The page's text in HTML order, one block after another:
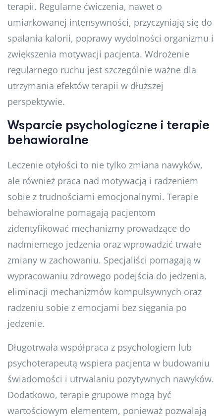
terapii. Regularne ćwiczenia, nawet o
umiarkowanej intensywności, przyczyniają się do
spalania kalorii, poprawy wydolności organizmu i
zwiększenia motywacji pacjenta. Wdrożenie
regularnego ruchu jest szczególnie ważne dla
utrzymania efektów terapii w dłuższej
perspektywie.
Wsparcie psychologiczne i terapie
behawioralne
Leczenie otyłości to nie tylko zmiana nawyków,
ale również praca nad motywacją i radzeniem
sobie z trudnościami emocjonalnymi. Terapie
behawioralne pomagają pacjentom
zidentyfikować mechanizmy prowadzące do
nadmiernego jedzenia oraz wprowadzić trwałe
zmiany w zachowaniu. Specjaliści pomagają w
wypracowaniu zdrowego podejścia do jedzenia,
eliminacji mechanizmów kompulsywnych oraz
radzeniu sobie z emocjami bez sięgania po
jedzenie.
Długotrwała współpraca z psychologiem lub
psychoterapeutą wspiera pacjenta w budowaniu
świadomości i utrwalaniu pozytywnych nawyków.
Dodatkowo, terapie grupowe mogą być
wartościowym elementem, ponieważ pozwalają